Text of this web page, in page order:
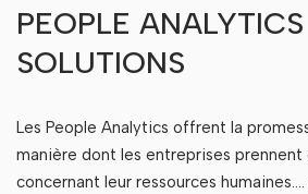
PEOPLE
SOLUTIONS
Les People Analytics offrent la
manière dont les entreprises prennent
concernant leur ressources humaines.…